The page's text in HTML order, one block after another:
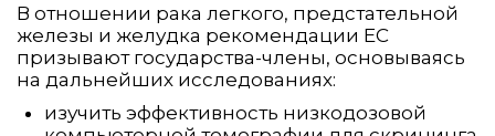
В отношении рака легкого, предстательной
железы и желудка рекомендации ЕС
призывают государства-члены, основываясь
на дальнейших исследованиях:
изучить эффективность низкодозовой